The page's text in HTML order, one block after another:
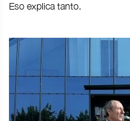
Eso explica tanto.